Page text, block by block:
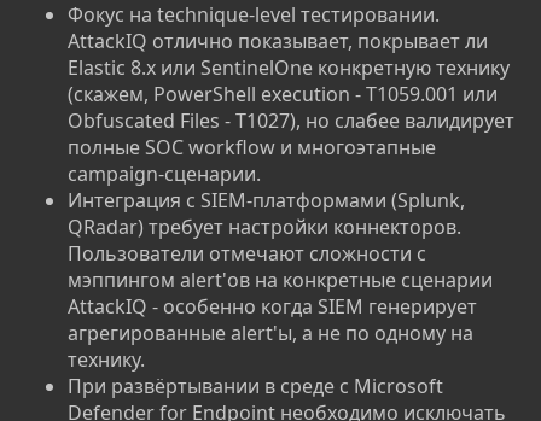
Фокус на technique-level тестировании.
AttackIQ отлично показывает, покрывает ли
Elastic 8.x или SentinelOne конкретную технику
(скажем, PowerShell execution - T1059.001 или
Obfuscated Files - T1027), но слабее валидирует
полные SOC workflow и многоэтапные
campaign-сценарии.
Интеграция с SIEM-платформами (Splunk,
QRadar) требует настройки коннекторов.
Пользователи отмечают сложности с
мэппингом alert'ов на конкретные сценарии
AttackIQ - особенно когда SIEM генерирует
агрегированные alert'ы, а не по одному на
технику.
При развёртывании в среде с Microsoft
Defender for Endpoint необходимо исключать